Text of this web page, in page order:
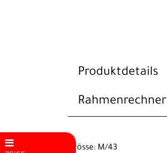
Produktdetails
Rahmenrechner
Grösse: M/43